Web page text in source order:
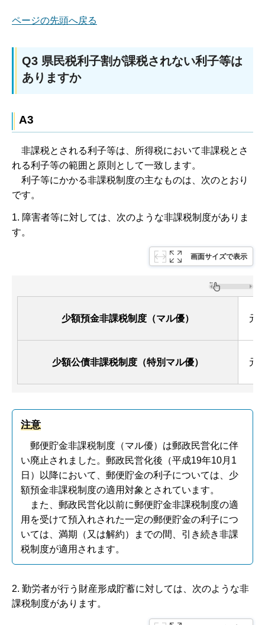
ページの先頭へ戻る
Q3 県民税利子割が課税されない利子等は
ありますか
A3
非課税とされる利子等は、所得税において非課税とさ
れる利子等の範囲と原則として一致します。
利 子等にかかる非課税制度の主なものは、次のとおり
です。
1. 障害者等に対しては、次のような非課税制度がありま
す。
画面サイズで表示
少額預金非課税制度（マル優） 元
少額公債非課税制度（特別マル優） 元
注意
郵便貯金非課税制度（マル優）は郵政民営化に伴
い廃止されました。郵政民営化後（平成19年10月1
日）以降において、郵便貯金の利子については、少
額預金非課税制度の適用対象とされています。
ま た、郵政民営化以前に郵便貯金非課税制度の適
用を受けて預入れされた一定の郵便貯金の利子につ
いては、満期（又は解約）までの間、引き続き非課
税制度が適用されます。
2. 勤労者が行う財産形成貯蓄に対しては、次のような非
課税制度があります。